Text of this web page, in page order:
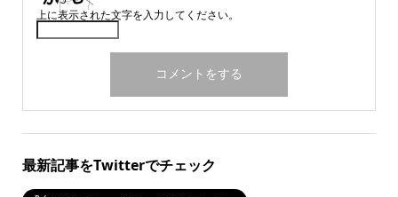
上に表示された文字を入力してください。
最新記事をTwitterでチェック